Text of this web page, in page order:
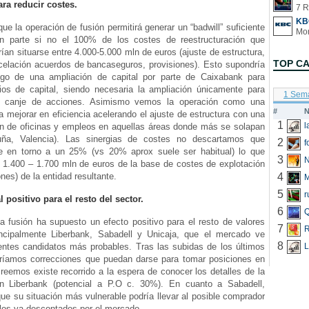
reducir costes.
la operación de fusión permitirá generar un “badwill” suficiente
parte si no el 100% de los costes de reestructuración que
situarse entre 4.000-5.000 mln de euros (ajuste de estructura,
acuerdos de bancaseguros, provisiones). Esto supondría
de una ampliación de capital por parte de Caixabank para
de capital, siendo necesaria la ampliación únicamente para
canje de acciones. Asimismo vemos la operación como una
mejorar en eficiencia acelerando el ajuste de estructura con una
de oficinas y empleos en aquellas áreas donde más se solapan
Valencia). Las sinergias de costes no descartamos que
en torno a un 25% (vs 20% aprox suele ser habitual) lo que
1.400 – 1.700 mln de euros de la base de costes de explotación
de la entidad resultante.
positivo para el resto del sector.
fusión ha supuesto un efecto positivo para el resto de valores
Liberbank, Sabadell y Unicaja, que el mercado ve
candidatos más probables. Tras las subidas de los últimos
correcciones que puedan darse para tomar posiciones en
existe recorrido a la espera de conocer los detalles de la
Liberbank (potencial a P.O c. 30%). En cuanto a Sabadell,
su situación más vulnerable podría llevar al posible comprador
7
TOP
1
#
1
2
3
4
5
6
7
8